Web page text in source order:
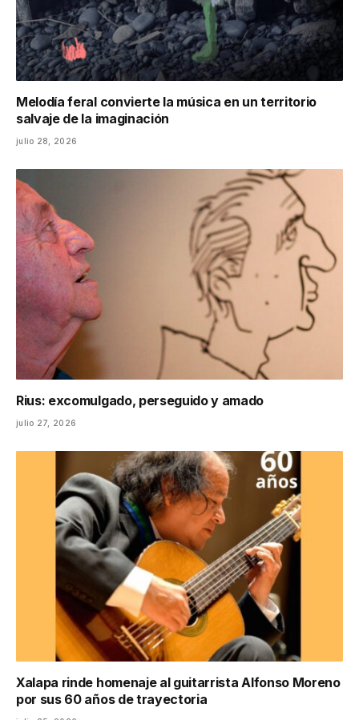
Melodía feral convierte la música en un territorio
salvaje de la imaginación
julio 28, 2026
Rius: excomulgado, perseguido y amado
julio 27, 2026
Xalapa rinde homenaje al guitarrista Alfonso Moreno
por sus 60 años de trayectoria